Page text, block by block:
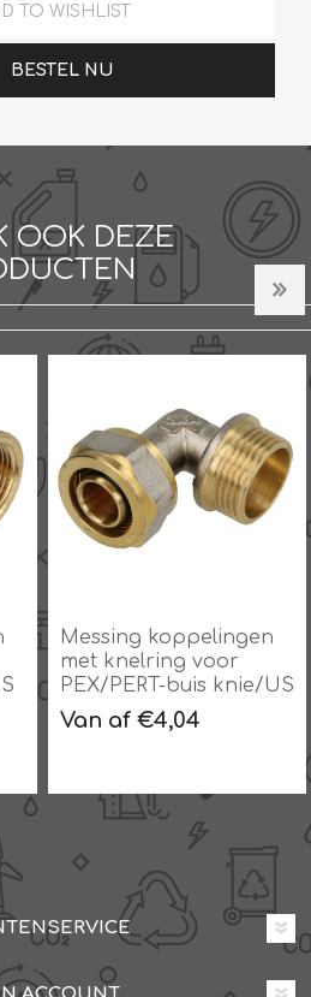
TO WISHLIST
BESTEL NU
OOK DEZE
Messing koppelingen
met knelring voor
PEX/PERT-buis knie/US
Van af €4,04